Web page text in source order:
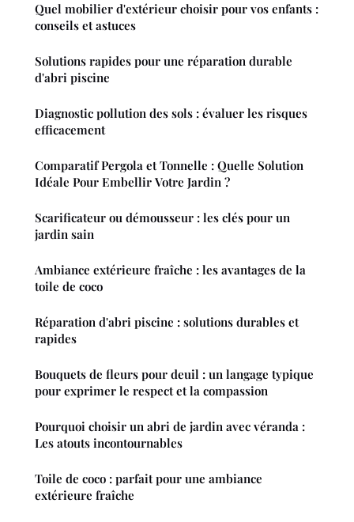
Quel mobilier d'extérieur choisir pour vos enfants :
conseils et astuces
Solutions rapides pour une réparation durable
d'abri piscine
Diagnostic pollution des sols : évaluer les risques
efficacement
Comparatif Pergola et Tonnelle : Quelle Solution
Idéale Pour Embellir Votre Jardin ?
Scarificateur ou démousseur : les clés pour un
jardin sain
Ambiance extérieure fraîche : les avantages de la
toile de coco
Réparation d'abri piscine : solutions durables et
rapides
Bouquets de fleurs pour deuil : un langage typique
pour exprimer le respect et la compassion
Pourquoi choisir un abri de jardin avec véranda :
Les atouts incontournables
Toile de coco : parfait pour une ambiance
extérieure fraîche